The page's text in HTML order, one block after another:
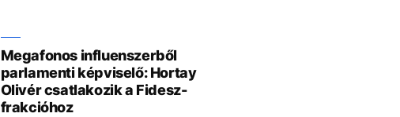
Megafonos influenszerből
parlamenti képviselő: Hortay
Olivér csatlakozik a Fidesz-
frakcióhoz